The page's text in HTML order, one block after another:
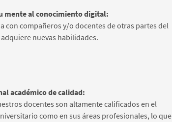
mente al conocimiento digital:
con compañeros y/o docentes de otras partes del
nuevas habilidades.
académico de calidad:
docentes son altamente calificados en el
como en sus áreas profesionales, lo que